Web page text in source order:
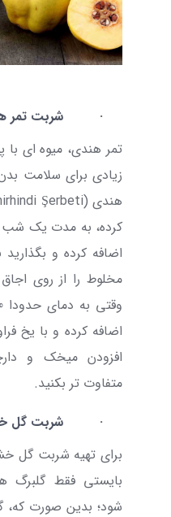
·
شربت تمر
تمر هندی، میوه ای
زیادی برای سلامت
هندی (Şerbeti
کرده، به مدت یک
اضافه کرده و
مخلوط را از روی
اضافه کرده و با یخ
افزودن میخک و
متفاوت تر بکنید.
·
شربت گل
برای تهیه شربت گل
بایستی فقط
شود؛ بدین صورت که،